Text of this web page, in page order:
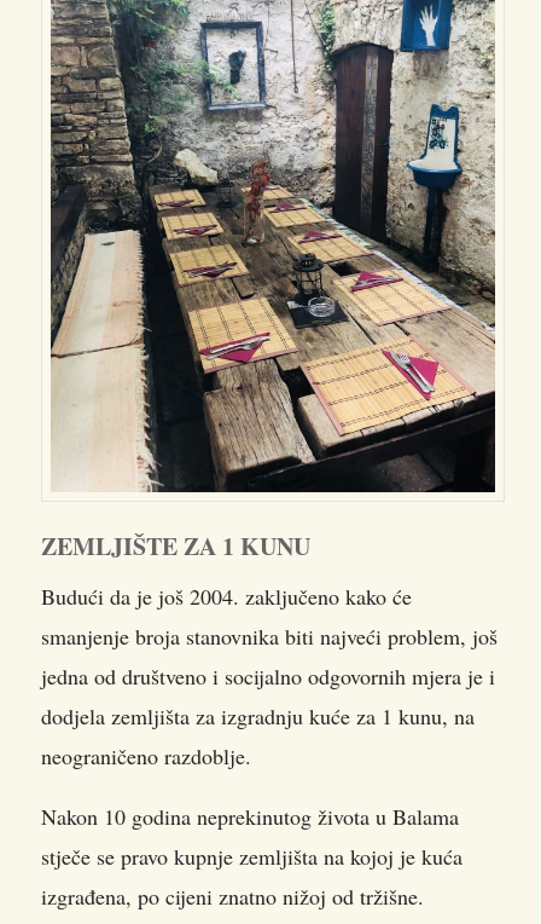
ZEMLJIŠTE ZA 1 KUNU
Budući da je još 2004. zaključeno kako će
smanjenje broja stanovnika biti najveći problem, još
jedna od društveno i socijalno odgovornih mjera je i
dodjela zemljišta za izgradnju kuće za 1 kunu, na
neograničeno razdoblje.
Nakon 10 godina neprekinutog života u Balama
stječe se pravo kupnje zemljišta na kojoj je kuća
izgrađena, po cijeni znatno nižoj od tržišne.